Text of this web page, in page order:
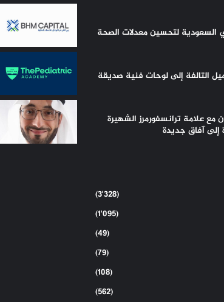
السعودية لتحسين معدلات الصحة
التالفة إلى لوحات فنية صديقة
علامة ترانسفورمرز الشهيرة
إلى آفاق جديدة
(3٬328)
(1٬095)
(49)
(79)
(108)
(562)